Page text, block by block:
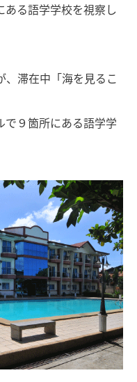
ある語学学校を視察し
、滞在中「海を見るこ
で９箇所にある語学学